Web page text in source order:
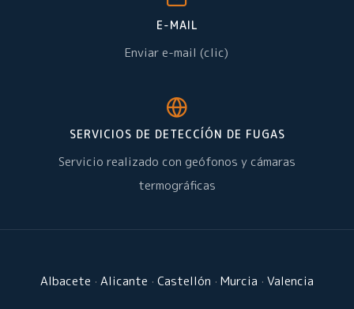
E-MAIL
Enviar e-mail (clic)
SERVICIOS DE DETECCÍÓN DE FUGAS
Servicio realizado con geófonos y cámaras
termográficas
Albacete · Alicante · Castellón · Murcia · Valencia